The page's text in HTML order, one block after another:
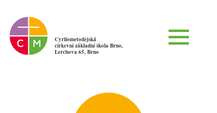
Cyrilometodějská
církevní základní škola Brno,
Lerchova 65, Brno